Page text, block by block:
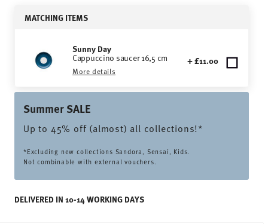
MATCHING ITEMS
Sunny Day
Cappuccino saucer 16,5 cm
More details
+ £11.00
Summer SALE
Up to 45% off (almost) all collections!*
*Excluding new collections Sandora, Sensai, Kids.
Not combinable with external vouchers.
DELIVERED IN 10-14 WORKING DAYS